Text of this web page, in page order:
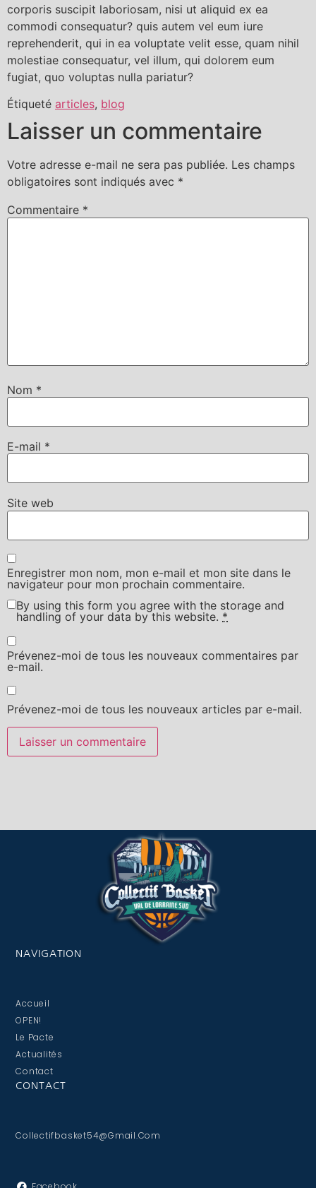
corporis suscipit laboriosam, nisi ut aliquid ex ea
commodi consequatur? quis autem vel eum iure
reprehenderit, qui in ea voluptate velit esse, quam nihil
molestiae consequatur, vel illum, qui dolorem eum
fugiat, quo voluptas nulla pariatur?
Étiqueté articles, blog
Laisser un commentaire
Votre adresse e-mail ne sera pas publiée. Les champs
obligatoires sont indiqués avec *
Commentaire *
Nom *
E-mail *
Site web
Enregistrer mon nom, mon e-mail et mon site dans le
navigateur pour mon prochain commentaire.
By using this form you agree with the storage and
handling of your data by this website. *
Prévenez-moi de tous les nouveaux commentaires par
e-mail.
Prévenez-moi de tous les nouveaux articles par e-mail.
NAVIGATION
Accueil
OPEN!
Le Pacte
Actualités
Contact
CONTACT
Collectifbasket54@gmail.com